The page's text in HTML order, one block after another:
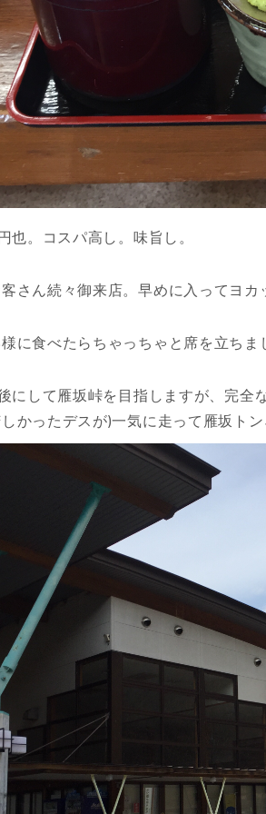
也。コスパ高し。味旨し。
さん続々御来店。早めに入ってヨカ
に食べたらちゃっちゃと席を立ちま
にして雁坂峠を目指しますが、完
かったデスが)一気に走って雁坂トン